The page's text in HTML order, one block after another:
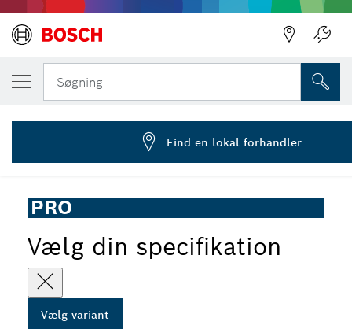
Søgning
... PRO styresæt, metrisk, til fræsere
PRO
Vælg din specifikation
Vælg variant
DIN VALGTE VARIANT
PRO Template Guide sæt metrisk til
2 608 190 064
Find en lokal forhandler